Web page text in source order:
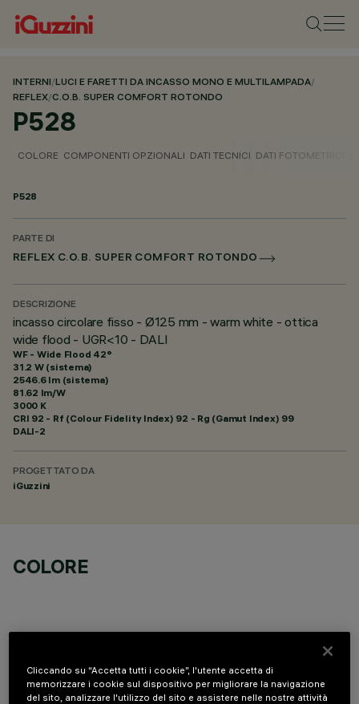
INTERNI/LUCI E FARETTI DA INCASSO MONO E MULTILAMPADA/
REFLEX/C.O.B. SUPER COMFORT ROTONDO
P528
COLORE COMPONENTI OPZIONALI DATI TECNICI DATI FOTOMETRICI
P528
PARTE DI
REFLEX C.O.B. SUPER COMFORT ROTONDO
DESCRIZIONE
incasso circolare fisso - Ø125 mm - warm white - ottica
wide flood - UGR<10 - DALI
WF - Wide Flood 42°
31.2 W (sistema)
2546.6 lm (sistema)
81.62 lm/W
3000 K
CRI 92 - Rf (Colour Fidelity Index) 92 - Rg (Gamut Index) 99
DALI-2
PROGETTATO DA
iGuzzini
COLORE
COMPONENTI OPZIONALI
Cliccando su “Accetta tutti i cookie”, l'utente accetta di
memorizzare i cookie sul dispositivo per migliorare la navigazione
del sito, analizzare l'utilizzo del sito e assistere nelle nostre attività